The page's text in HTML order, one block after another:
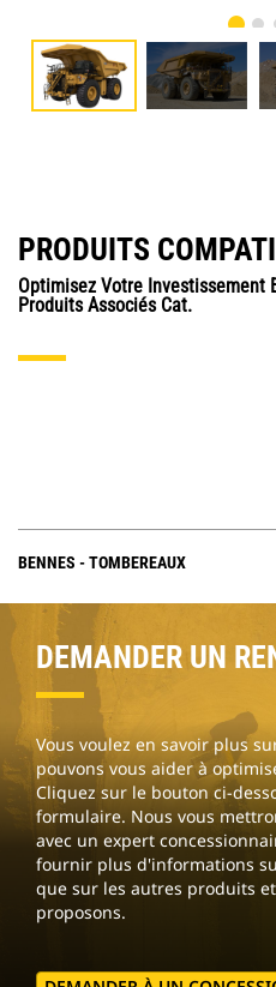
PRODUITS
Optimisez Votre Investissement
Produits Associés Cat.
BENNES - TOMBEREAUX
DEMANDER UN
Vous voulez en savoir plus
pouvons vous aider à
Cliquez sur le bouton ci-
formulaire. Nous vous
avec un expert
fournir plus d'informations
que sur les autres produits
proposons.